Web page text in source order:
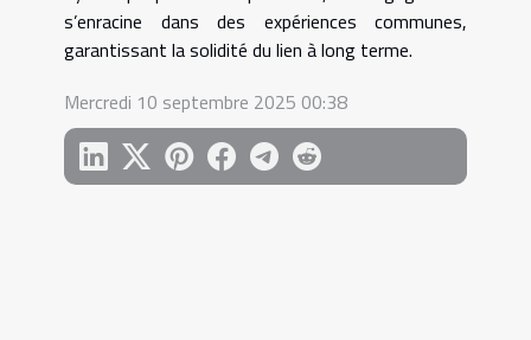
s’enracine dans des expériences communes,
garantissant la solidité du lien à long terme.
Mercredi 10 septembre 2025 00:38